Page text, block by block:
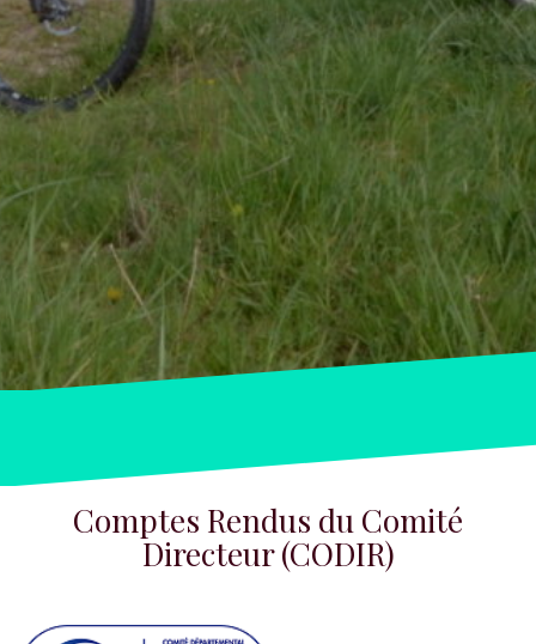
Comptes Rendus du Comité
Directeur (CODIR)